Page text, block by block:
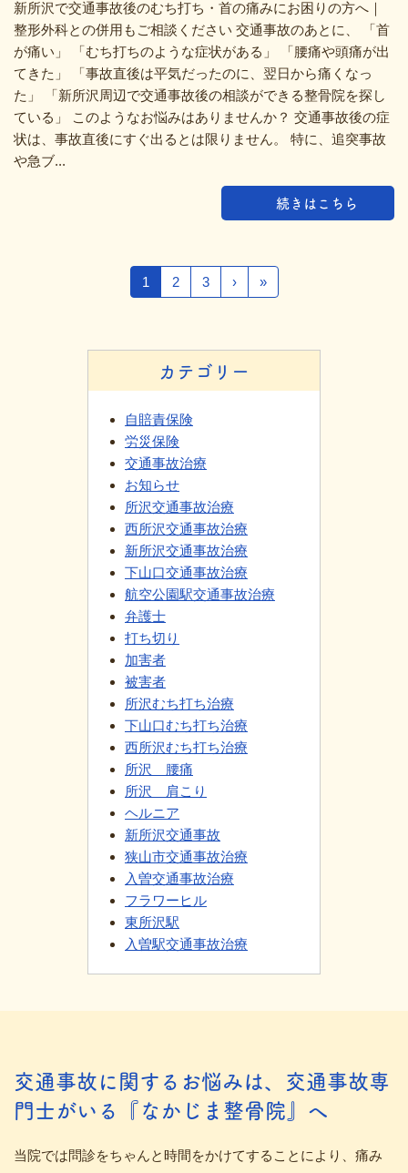
新所沢で交通事故後のむち打ち・首の痛みにお困りの方へ｜
整形外科との併用もご相談ください 交通事故のあとに、 「首
が痛い」 「むち打ちのような症状がある」 「腰痛や頭痛が出
てきた」 「事故直後は平気だったのに、翌日から痛くなっ
た」 「新所沢周辺で交通事故後の相談ができる整骨院を探し
ている」 このようなお悩みはありませんか？ 交通事故後の症
状は、事故直後にすぐ出るとは限りません。 特に、追突事故
や急ブ...
続きはこちら
1 2 3 › »
カテゴリー
自賠責保険
労災保険
交通事故治療
お知らせ
所沢交通事故治療
西所沢交通事故治療
新所沢交通事故治療
下山口交通事故治療
航空公園駅交通事故治療
弁護士
打ち切り
加害者
被害者
所沢むち打ち治療
下山口むち打ち治療
西所沢むち打ち治療
所沢 腰痛
所沢 肩こり
ヘルニア
新所沢交通事故
狭山市交通事故治療
入曽交通事故治療
フラワーヒル
東所沢駅
入曽駅交通事故治療
交通事故に関するお悩みは、交通事故専
門士がいる『なかじま整骨院』へ
当院では問診をちゃんと時間をかけてすることにより、痛み